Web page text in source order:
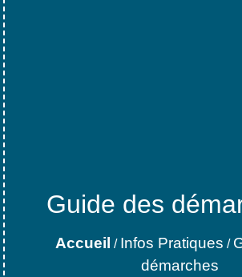
Guide des
Accueil / Infos Pratiques /
démarches